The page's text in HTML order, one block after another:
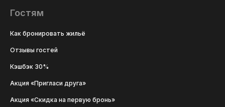
Гостям
Как бронировать жильё
Отзывы гостей
Кэшбэк 30%
Акция «Пригласи друга»
Акция «Скидка на первую бронь»